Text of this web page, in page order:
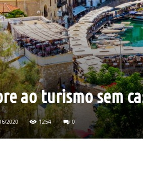
ao turismo sem
2020 1254 0